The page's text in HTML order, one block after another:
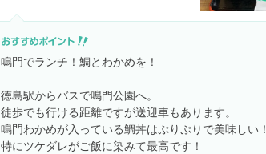
鳴門でランチ！鯛とわかめを！
徳島駅からバスで鳴門公園へ。
徒歩でも行ける距離ですが送迎車もあります。
鳴門わかめが入っている鯛丼はぷりぷりで美味しい！
特にツケダレがご飯に染みて最高です！